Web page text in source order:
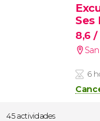
Ses
8,6 /
6
45 actividades